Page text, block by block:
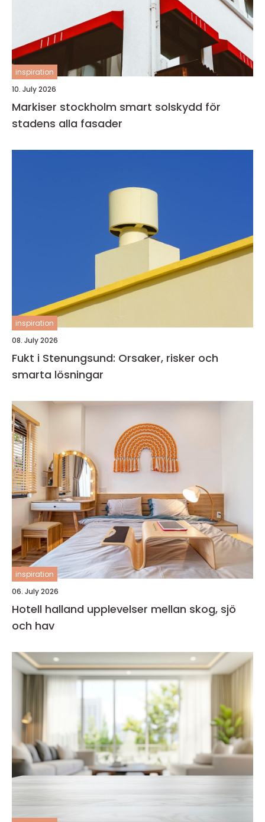
inspiration
10. July 2026
Markiser stockholm smart solskydd för
stadens alla fasader
inspiration
08. July 2026
Fukt i Stenungsund: Orsaker, risker och
smarta lösningar
inspiration
06. July 2026
Hotell halland upplevelser mellan skog, sjö
och hav